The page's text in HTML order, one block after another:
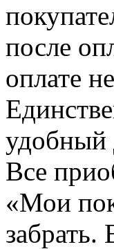
после
оплате
удобный
Все
«Мои